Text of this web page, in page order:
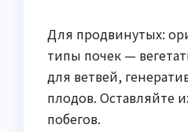
Для продвинутых:
типы почек —
для ветвей,
плодов. Оставляйте
побегов.